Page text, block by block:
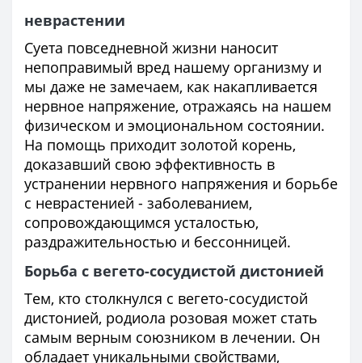
неврастении
Суета повседневной жизни наносит
непоправимый вред нашему организму и
мы даже не замечаем, как накапливается
нервное напряжение, отражаясь на нашем
физическом и эмоциональном состоянии.
На помощь приходит золотой корень,
доказавший свою эффективность в
устранении нервного напряжения и борьбе
с неврастенией - заболеванием,
сопровождающимся усталостью,
раздражительностью и бессонницей.
Борьба с вегето-сосудистой дистонией
Тем, кто столкнулся с вегето-сосудистой
дистонией, родиола розовая может стать
самым верным союзником в лечении. Он
обладает уникальными свойствами,